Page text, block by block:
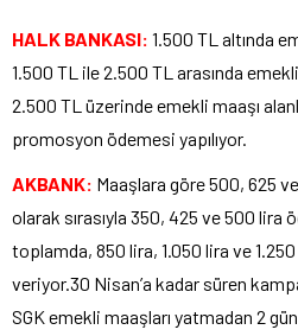
HALK BANKASI: 1.500 TL altında
1.500 TL ile 2.500 TL arasında
2.500 TL üzerinde emekli maaşı
promosyon ödemesi yapılıyor.
AKBANK: Maaşlara göre 500, 625
olarak sırasıyla 350, 425 ve 500 lira
toplamda, 850 lira, 1.050 lira ve
veriyor.30 Nisan’a kadar süren
SGK emekli maaşları yatmadan 2